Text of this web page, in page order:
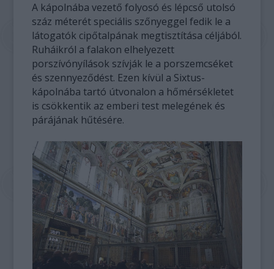
A kápolnába vezető folyosó és lépcső utolsó
száz méterét speciális szőnyeggel fedik le a
látogatók cipőtalpának megtisztítása céljából.
Ruháikról a falakon elhelyezett
porszívónyílások szívják le a porszemcséket
és szennyeződést. Ezen kívül a Sixtus-
kápolnába tartó útvonalon a hőmérsékletet
is csökkentik az emberi test melegének és
párájának hűtésére.